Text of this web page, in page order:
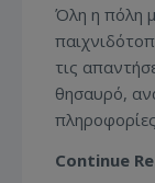
Όλη η πόλη
τις
θησαυρό,
Continue